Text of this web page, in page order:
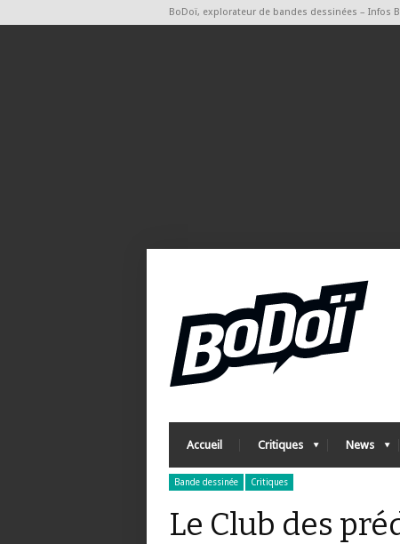
BoDoï, explorateur de bandes dessinées – Infos
Accueil Critiques News
Bande dessinée Critiques
Le Club des